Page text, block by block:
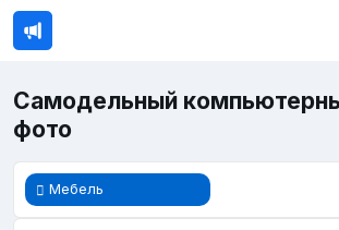
Самодельный
фото
Мебель